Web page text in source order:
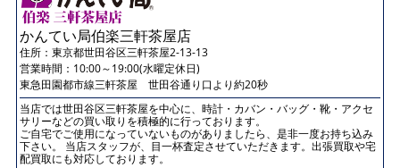
かんてい局伯楽三軒茶屋店
住所： 東京都世田谷区三軒茶屋2-13-13
営業時間：10:00～19:00(水曜定休日)
東急田園都市線三軒茶屋 世田谷通り口より約20秒
当店では世田谷区三軒茶屋を中心に、時計・カバン・バッグ・靴・アクセ
サリーなどの買い取りを積極的に行っております。
ご自宅でご使用になっていないものがありましたら、是非一度お持ち込み
下さい。 当店スタッフが、目一杯査定させていただきます。出張買取や宅
配買取にも対応しております。